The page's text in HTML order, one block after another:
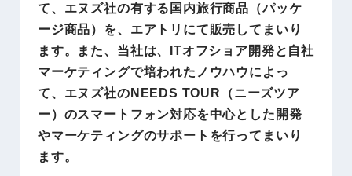
て、エヌズ社の有する国内旅行商品（パッケ
ージ商品）を、エアトリにて販売してまいり
ます。また、当社は、ITオフショア開発と自社
マーケティングで培われたノウハウによっ
て、エヌズ社のNEEDS TOUR（ニーズツア
ー）のスマートフォン対応を中心とした開発
やマーケティングのサポートを行ってまいり
ます。